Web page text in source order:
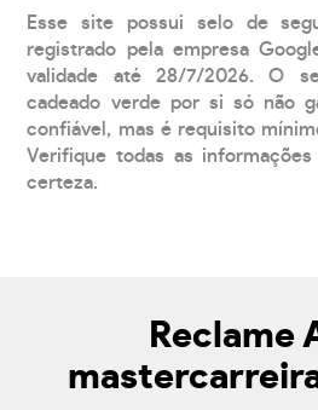
Esse site possui selo de
registrado pela empresa
validade até 28/7/2026. O
cadeado verde por si só não
confiável, mas é requisito
Verifique todas as
certeza.
Reclame